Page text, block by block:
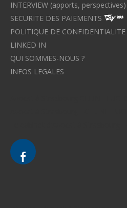
INTERVIEW (apports, perspectives)
SECURITE DES PAIEMENTS
POLITIQUE DE CONFIDENTIALITE
LINKED IN
QUI SOMMES-NOUS ?
INFOS LEGALES